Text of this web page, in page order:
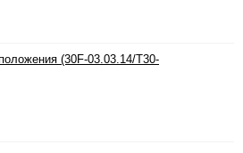
(30F-03.03.14/T30-